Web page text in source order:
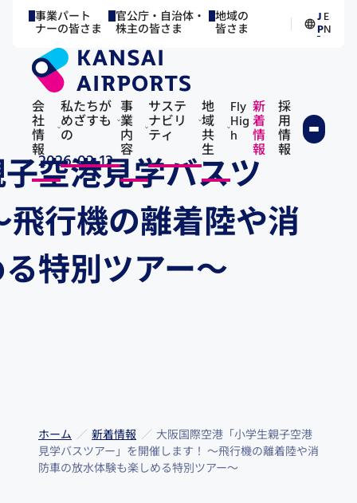
事業パート
ナーの皆さま
官公庁・自治体・
株主の皆さま
地域の
皆さま
J
P／
E
N
会
社
情
報
私たちが
めざすも
の
事
業
内
容
サステ
ナビリ
ティ
地
域
共
生
Fly
Hig
h
新
着
情
報
採
用
情
報
2026-02-12
空港見学バスツ
行機の離着陸や消
特別ツアー～
ホーム 新着情報
大阪国際空港「小学生親子空港
見学バスツアー」を開催します！ ～飛行機の離着陸や消
防車の放水体験も楽しめる特別ツアー～